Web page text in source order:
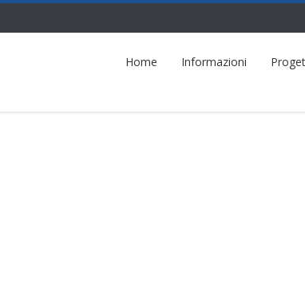
Home Informazioni